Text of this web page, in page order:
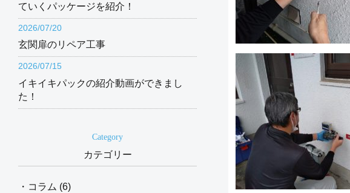
ていくパッケージを紹介！
2026/07/20
玄関扉のリペア工事
2026/07/15
イキイキパックの紹介動画ができまし
た！
Category
カテゴリー
・コラム (6)